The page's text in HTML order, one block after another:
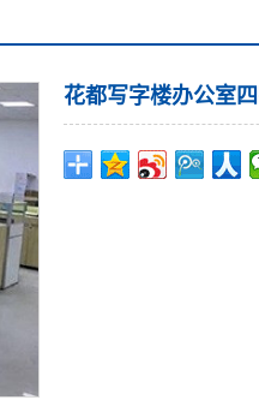
花都写字楼办公室